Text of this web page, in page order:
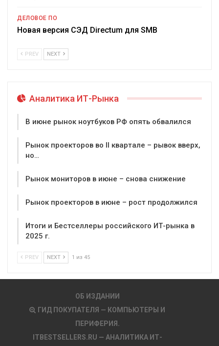
ДЕЛОВОЕ ПО
Новая версия СЭД Directum для SMB
PREV NEXT
Аналитика ИТ-Рынка
В июне рынок ноутбуков РФ опять обвалился
Рынок проекторов во II квартале – рывок вверх,
но…
Рынок мониторов в июне – снова снижение
Рынок проекторов в июне – рост продолжился
Итоги и Бестселлеры российского ИТ-рынка в
2025 г.
PREV NEXT 1 из 45
ОБ ИЗДАНИИ
ГИД ПОКУПАТЕЛЯ — КОМПЬЮТЕРЫ И
ПЕРИФЕРИЯ.
ITBESTSELLERS.RU — АНАЛИТИКА ИТ-